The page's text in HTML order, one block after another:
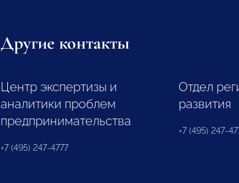
Другие контакты
Центр экспертизы и
аналитики проблем
предпринимательства
+7 (495) 247-4777
Отдел
развития
+7 (495) 247-